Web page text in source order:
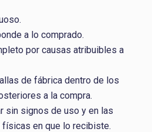
a lo comprado.
por causas atribuibles a
de fábrica dentro de los
a la compra.
sin signos de uso y en las
en que lo recibiste.